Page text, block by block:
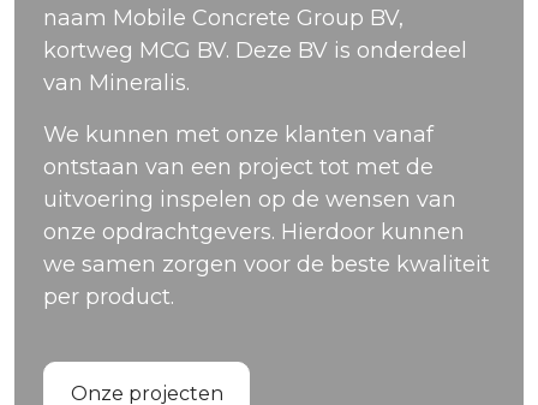
naam Mobile Concrete Group BV,
kortweg MCG BV. Deze BV is onderdeel
van Mineralis.
We kunnen met onze klanten vanaf
ontstaan van een project tot met de
uitvoering inspelen op de wensen van
onze opdrachtgevers. Hierdoor kunnen
we samen zorgen voor de beste kwaliteit
per product.
Onze projecten